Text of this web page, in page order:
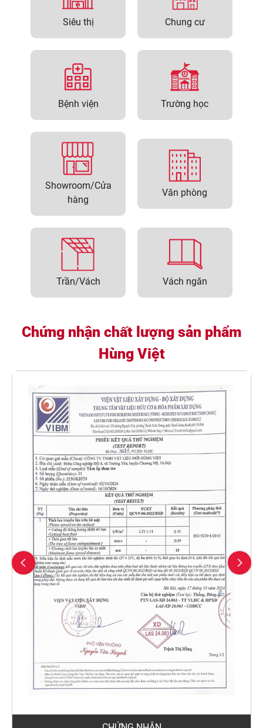
Siêu thị Chung cư
Bệnh viện Trường học
Showroom/Cửa
hàng
Văn phòng
Trần/Vách Vách ngăn
Chứng nhận chất lượng sản phẩm
Hùng Việt